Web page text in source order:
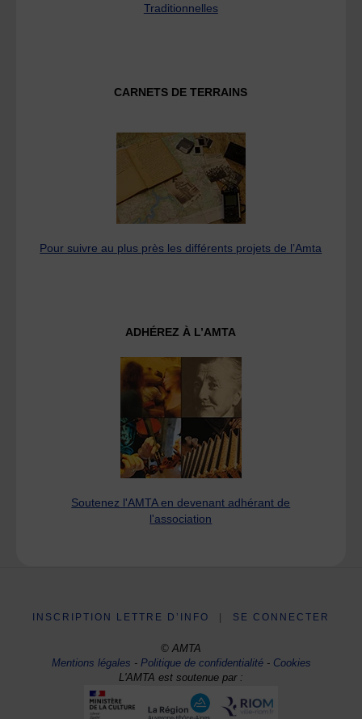
Traditionnelles
CARNETS DE TERRAINS
Pour suivre au plus près les différents projets de l’Amta
ADHÉREZ À L’AMTA
Soutenez l'AMTA en devenant adhérant de
l'association
INSCRIPTION LETTRE D’INFO SE CONNECTER
© AMTA
Mentions légales -Politique de confidentialité- Cookies
L'AMTA est soutenue par :